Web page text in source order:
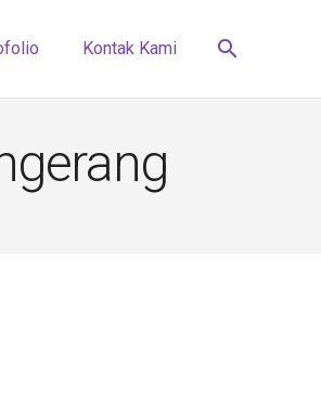
Kontak Kami search